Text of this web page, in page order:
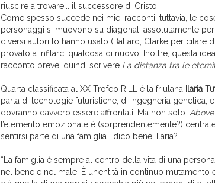
riuscire a trovare... il successore di Cristo!
Come spesso succede nei miei racconti, tuttavia, le
personaggi si muovono su diagonali assolutamente
diversi autori lo hanno usato (Ballard, Clarke per citare
provato a infilarci qualcosa di nuovo. Inoltre, questa
racconto breve, quindi scrivere La distanza tra le
Quarta classificata al XX Trofeo RiLL è la friulana Ilaria
parla di tecnologie futuristiche, di ingegneria genetica,
dovranno davvero essere affrontati. Ma non solo:
l’elemento emozionale è (sorprendentemente?)
sentirsi parte di una famiglia… dico bene, Ilaria?
“La famiglia è sempre al centro della vita di una
nel bene e nel male. È un’entità in continuo mutamento